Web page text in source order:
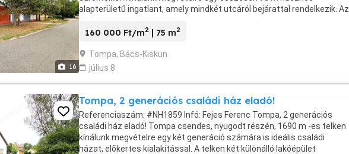
16
alapterületű ingatlant, amely mindkét utcáról bejárattal rendelkezik. Az
160 000 Ft/m2 | 75 m2
Tompa, Bács-Kiskun
július 8
Tompa, 2 generációs családi ház eladó!
Referenciaszám: #NH1859 Infó: Fejes Ferenc Tompa, 2 generációs
családi ház eladó! Tompa csendes, nyugodt részén, 1690 m -es telken
kínálunk megvételre egy két generáció számára is ideális családi
házat, előkertes kialakítással. A telken két különálló lakóépület